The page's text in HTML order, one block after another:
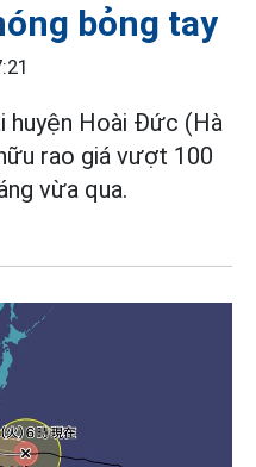
bỏng tay
huyện Hoài Đức (Hà
rao giá vượt 100
vừa qua.